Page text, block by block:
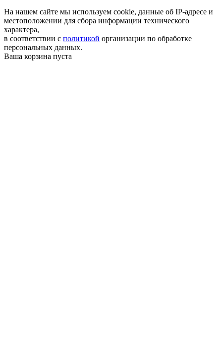
На нашем сайте мы используем cookie, данные об IP-адресе и
местоположении для сбора информации технического
характера,
в соответствии с политикой организации по обработке
персональных данных.
Ваша корзина пуста